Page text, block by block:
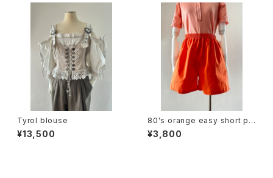
Tyrol blouse
¥13,500
80's orange easy short pa
nts
¥3,800